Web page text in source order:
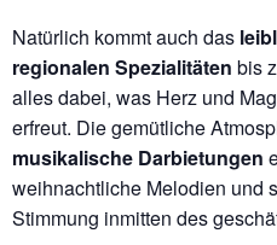
Natürlich kommt auch das
regionalen Spezialitäten bis
alles dabei, was Herz und
erfreut. Die gemütliche
musikalische Darbietungen
weihnachtliche Melodien und
Stimmung inmitten des